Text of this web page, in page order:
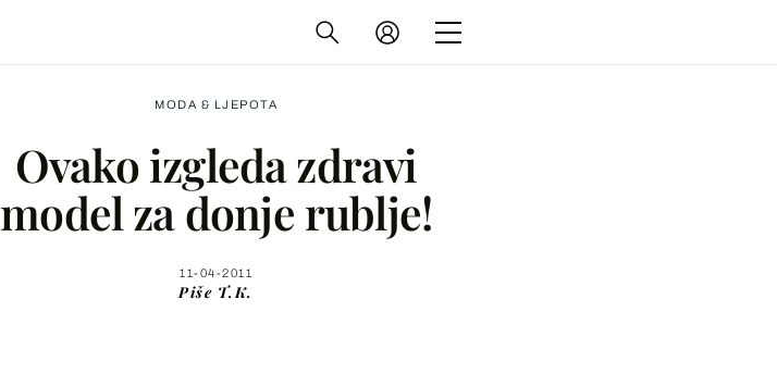
MODA & LJEPOTA
Ovako izgleda zdravi
model za donje rublje!
11-04-2011
Piše T.K.